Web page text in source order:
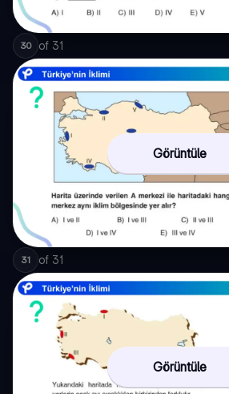
30 of 31
Görüntüle
31 of 31
Görüntüle